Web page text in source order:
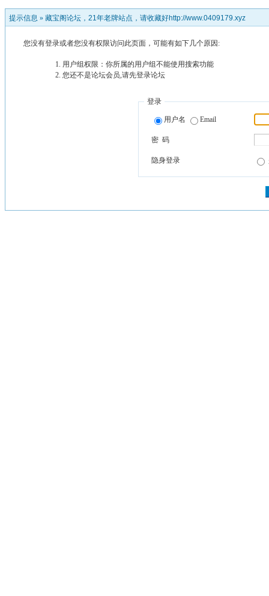
提示信息 » 藏宝阁论坛，21年老牌站点，请收藏好http://www.0409179.xyz
您没有登录或者您没有权限访问此页面，可能有如下几个原因:
用户组权限：你所属的用户组不能使用搜索功能
您还不是论坛会员,请先登录论坛
登录
用户名 Email
密 码
隐身登录